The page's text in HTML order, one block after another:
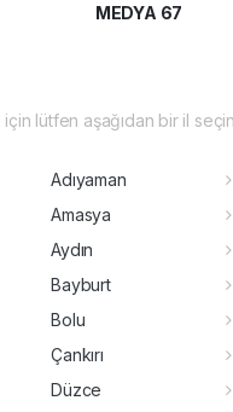
MEDYA 67
lütfen aşağıdan bir il seçin
Adıyaman
Amasya
Aydın
Bayburt
Bolu
Çankırı
Düzce